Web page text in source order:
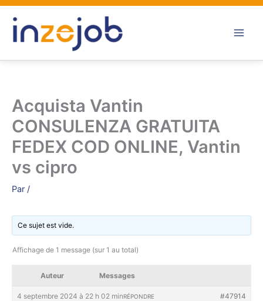
Aller
contenu
Acquista Vantin
CONSULENZA GRATUITA
FEDEX COD ONLINE, Vantin
vs cipro
Par /
Ce sujet est vide.
Affichage de 1 message (sur 1 au total)
Auteur Messages
4 septembre 2024 à 22 h 02 min #47914
RÉPONDRE